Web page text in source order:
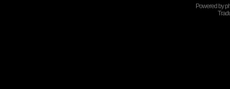
Powered by